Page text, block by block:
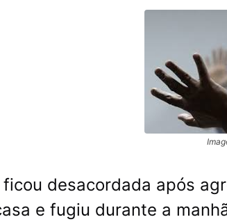
desacordada após
e fugiu durante a